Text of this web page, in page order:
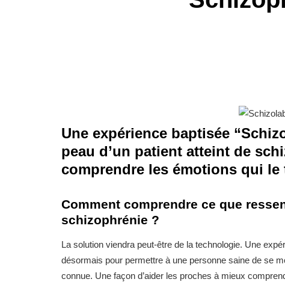
Une expérience baptisée
peau d’un patient atteint de
comprendre les émotions qui le
Comment comprendre ce que
schizophrénie ?
La solution viendra peut-être de la technologie. Une
désormais pour permettre à une personne saine de se
connue. Une façon d’aider les proches à mieux